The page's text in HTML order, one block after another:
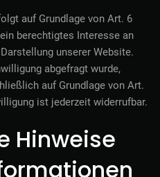
auf Grundlage von Art. 6
berechtigtes Interesse an
unserer Website.
abgefragt wurde,
auf Grundlage von Art.
ist jederzeit widerrufbar.
Hinweise